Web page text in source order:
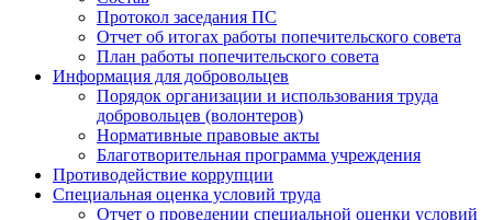
Протокол заседания ПС
Отчет об итогах работы попечительского совета
План работы попечительского совета
Информация для добровольцев
Порядок организации и использования труда
добровольцев (волонтеров)
Нормативные правовые акты
Благотворительная программа учреждения
Противодействие коррупции
Специальная оценка условий труда
Отчет о проведении специальной оценки условий